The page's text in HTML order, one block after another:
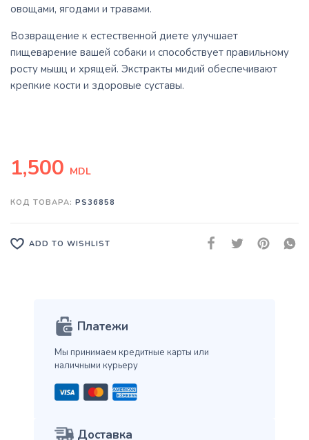
овощами, ягодами и травами.
Возвращение к естественной диете улучшает
пищеварение вашей собаки и способствует правильному
росту мышц и хрящей. Экстракты мидий обеспечивают
крепкие кости и здоровые суставы.
1,500 MDL
КОД ТОВАРА: PS36858
ADD TO WISHLIST
Платежи
Мы принимаем кредитные карты или
наличными курьеру
Доставка